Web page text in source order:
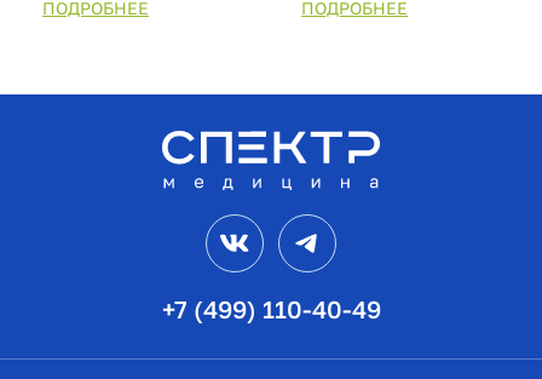
ПОДРОБНЕЕ
ПОДРОБНЕЕ
+7 (499) 110-40-49
VK